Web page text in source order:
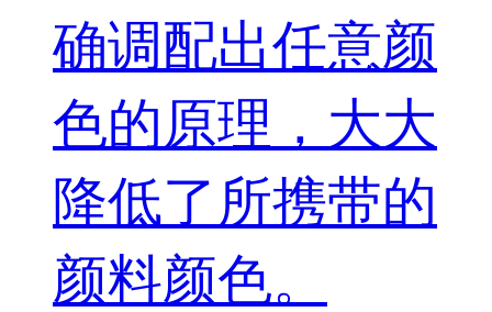
确调配出任意颜
色的原理，大大
降低了所携带的
颜料颜色。